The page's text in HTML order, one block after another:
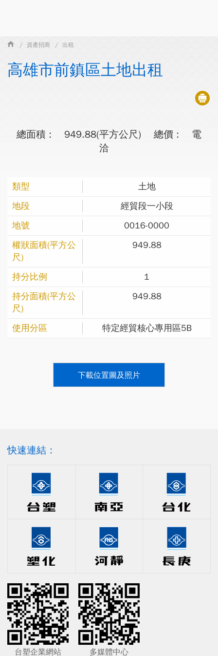
資產招商 出租
高雄市前鎮區土地出租
總面積 : 949.88(平方公尺) 總價 :
電
洽
土地
經貿段一小段
0016-0000
949.88
1
949.88
特定經貿核心專用區5B
下載位置圖及照片
快速連結：
台塑企業網站 多媒體中心